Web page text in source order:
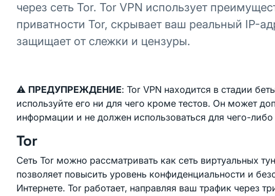
через сеть Tor. Tor VPN использует
приватности Tor, скрывает ваш реальный IP-
защищает от слежки и цензуры.
⚠️ ПРЕДУПРЕЖДЕНИЕ: Tor VPN находится в стадии
используйте его ни для чего кроме тестов. Он может
информации и не должен использоваться для чего-либо
Tor
Сеть Tor можно рассматривать как сеть виртуальных
позволяет повысить уровень конфиденциальности и
Интернете. Tor работает, направляя ваш трафик через